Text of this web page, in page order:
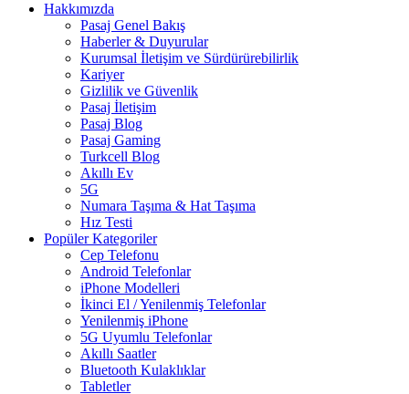
Hakkımızda
Pasaj Genel Bakış
Haberler & Duyurular
Kurumsal İletişim ve Sürdürürebilirlik
Kariyer
Gizlilik ve Güvenlik
Pasaj İletişim
Pasaj Blog
Pasaj Gaming
Turkcell Blog
Akıllı Ev
5G
Numara Taşıma & Hat Taşıma
Hız Testi
Popüler Kategoriler
Cep Telefonu
Android Telefonlar
iPhone Modelleri
İkinci El / Yenilenmiş Telefonlar
Yenilenmiş iPhone
5G Uyumlu Telefonlar
Akıllı Saatler
Bluetooth Kulaklıklar
Tabletler